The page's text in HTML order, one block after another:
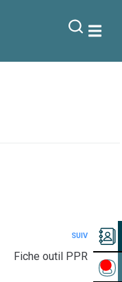
SUIV
Fiche outil PPR